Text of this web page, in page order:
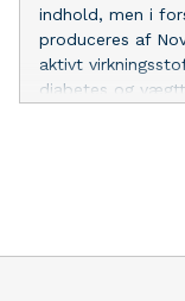
indhold, men i
produceres af
aktivt
diabetes og